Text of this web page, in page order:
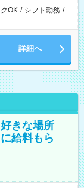
OK / シフト勤務 /
詳細へ
きな場所
給料もら